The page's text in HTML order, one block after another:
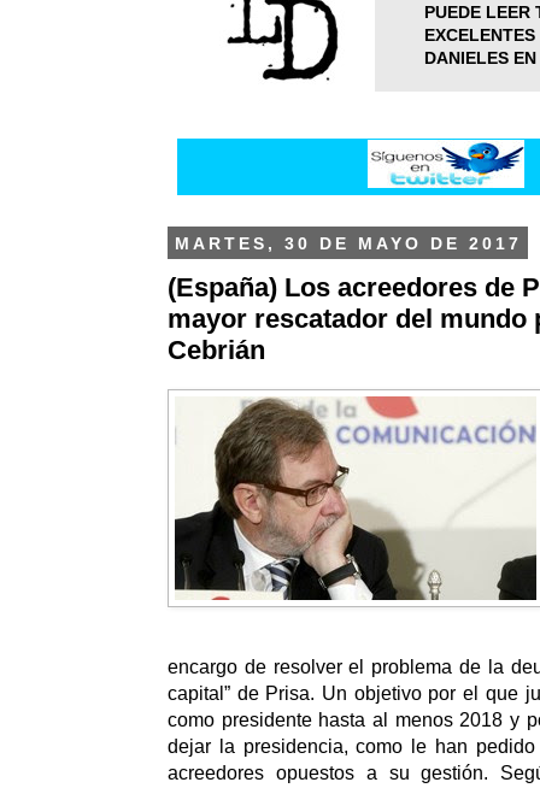
PUEDE LEER
DANIELES
MARTES, 30 DE MAYO DE 2017
(España) Los acreedores de
mayor rescatador del mundo
Cebrián
encargo de resolver el problema de la
capital” de Prisa. Un objetivo por el que
como presidente hasta al menos 2018 y
dejar la presidencia, como le han
acreedores opuestos a su gestión.